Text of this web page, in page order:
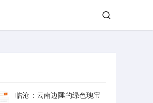
临沧：云南边陲的绿色瑰宝